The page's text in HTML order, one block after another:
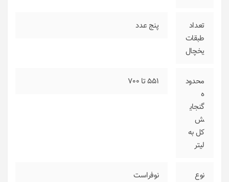
تعداد
طبقات
یخچال
پنج عدد
محدود
ه
گنجای
ش
کل به
لیتر
551 تا 700
نوع
نوفراست